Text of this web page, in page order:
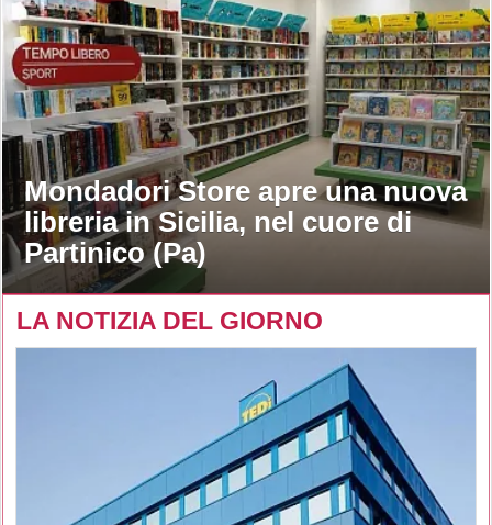
Mondadori Store apre una nuova
libreria in Sicilia, nel cuore di
Partinico (Pa)
LA NOTIZIA DEL GIORNO